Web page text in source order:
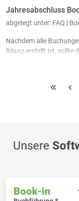
Jahresabschluss
abgelegt unter: FAQ |
Nachdem alle
Bilanz erstellt ist, sollte
Unsere
Book-in